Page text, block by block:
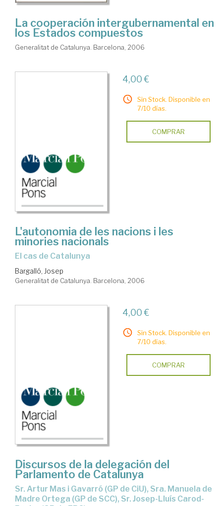
La cooperación intergubernamental en
los Estados compuestos
Generalitat de Catalunya. Barcelona, 2006
4,00 €
Sin Stock. Disponible en
7/10 días.
COMPRAR
L'autonomia de les nacions i les
minories nacionals
el cas de Catalunya
Bargalló, Josep
Generalitat de Catalunya. Barcelona, 2006
4,00 €
Sin Stock. Disponible en
7/10 días.
COMPRAR
Discursos de la delegación del
Parlamento de Catalunya
Sr. Artur Mas i Gavarró (GP de CiU), Sra. Manuela de
Madre Ortega (GP de SCC), Sr. Josep-Lluís Carod-